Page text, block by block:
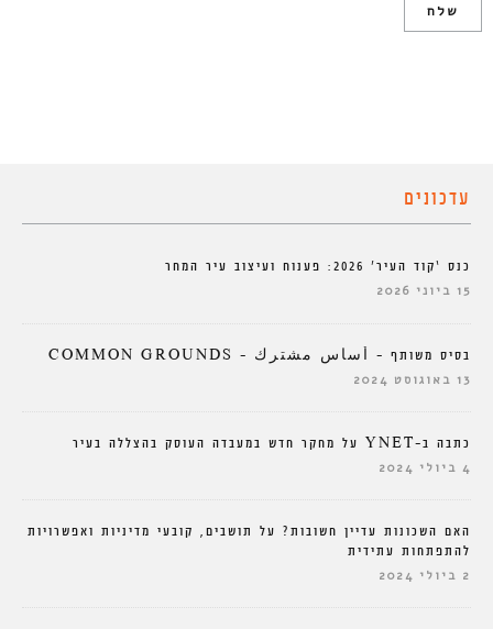
עדכונים
כנס ‘קוד העיר’ 2026: פענוח ועיצוב עיר המחר
15 ביוני 2026
בסיס משותף – أساس مشترك – COMMON GROUNDS
13 באוגוסט 2024
כתבה ב-YNET על מחקר חדש במעבדה העוסק בהצללה בעיר
4 ביולי 2024
האם השכונות עדיין חשובות? על תושבים, קובעי מדיניות ואפשרויות
להתפתחות עתידית
2 ביולי 2024